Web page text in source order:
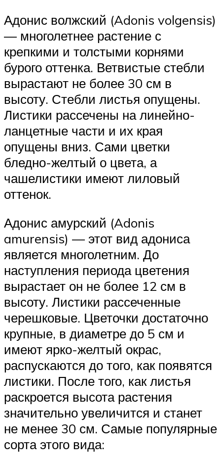
Адонис волжский (Adonis volgensis)
— многолетнее растение с
крепкими и толстыми корнями
бурого оттенка. Ветвистые стебли
вырастают не более 30 см в
высоту. Стебли листья опущены.
Листики рассечены на линейно-
ланцетные части и их края
опущены вниз. Сами цветки
бледно-желтый о цвета, а
чашелистики имеют лиловый
оттенок.
Адонис амурский (Adonis
amurensis) — этот вид адониса
является многолетним. До
наступления периода цветения
вырастает он не более 12 см в
высоту. Листики рассеченные
черешковые. Цветочки достаточно
крупные, в диаметре до 5 см и
имеют ярко-желтый окрас,
распускаются до того, как появятся
листики. После того, как листья
раскроется высота растения
значительно увеличится и станет
не менее 30 см. Самые популярные
сорта этого вида: